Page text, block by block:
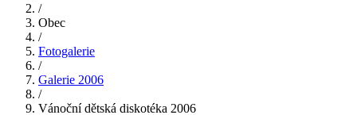
/
Obec
/
Fotogalerie
/
Galerie 2006
/
Vánoční dětská diskotéka 2006